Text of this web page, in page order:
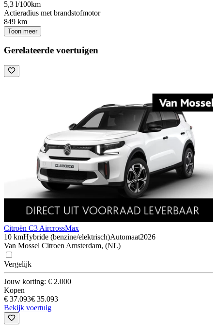
5,3 l/100km
Actieradius met brandstofmotor
849 km
Toon meer
Gerelateerde voertuigen
Citroën C3 AircrossMax
10 kmHybride (benzine/elektrisch)Automaat2026
Van Mossel Citroen Amsterdam, (NL)
Vergelijk
Jouw korting: € 2.000
Kopen
€ 37.093€ 35.093
Bekijk voertuig